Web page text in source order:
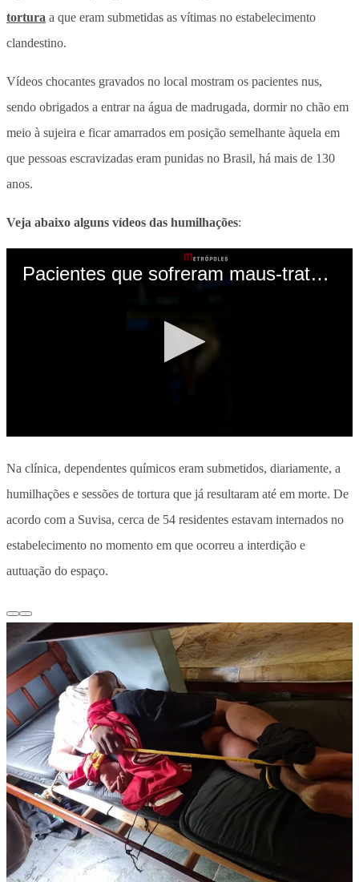
tortura a que eram submetidas as vítimas no estabelecimento
clandestino.
Vídeos chocantes gravados no local mostram os pacientes nus,
sendo obrigados a entrar na água de madrugada, dormir no chão em
meio à sujeira e ficar amarrados em posição semelhante àquela em
que pessoas escravizadas eram punidas no Brasil, há mais de 130
anos.
Veja abaixo alguns vídeos das humilhações:
Na clínica, dependentes químicos eram submetidos, diariamente, a
humilhações e sessões de tortura que já resultaram até em morte. De
acordo com a Suvisa, cerca de 54 residentes estavam internados no
estabelecimento no momento em que ocorreu a interdição e
autuação do espaço.